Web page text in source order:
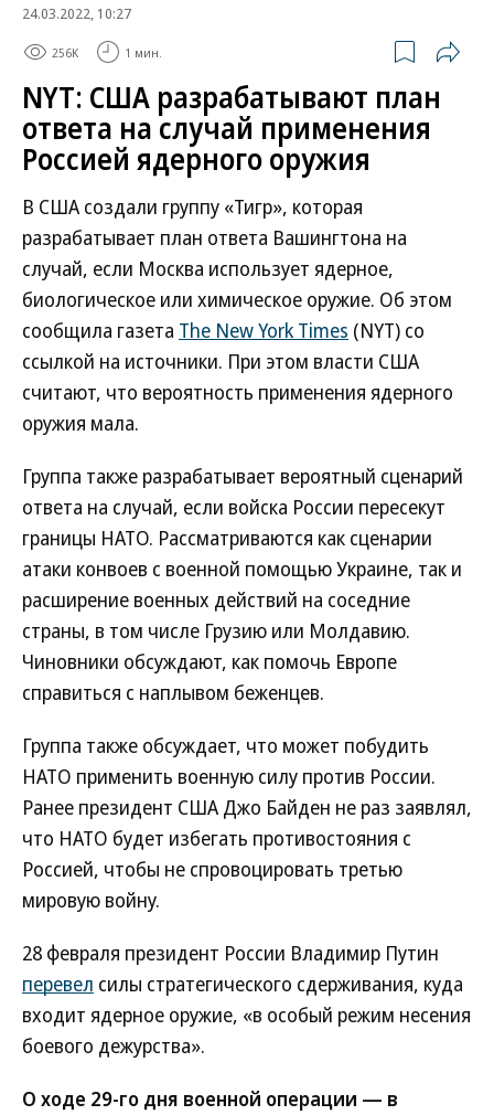
24.03.2022, 10:27
256K 1 мин.
NYT: США разрабатывают план
ответа на случай применения
Россией ядерного оружия
В США создали группу «Тигр», которая
разрабатывает план ответа Вашингтона на
случай, если Москва использует ядерное,
биологическое или химическое оружие. Об этом
сообщила газета The New York Times (NYT) со
ссылкой на источники. При этом власти США
считают, что вероятность применения ядерного
оружия мала.
Группа также разрабатывает вероятный сценарий
ответа на случай, если войска России пересекут
границы НАТО. Рассматриваются как сценарии
атаки конвоев с военной помощью Украине, так и
расширение военных действий на соседние
страны, в том числе Грузию или Молдавию.
Чиновники обсуждают, как помочь Европе
справиться с наплывом беженцев.
Группа также обсуждает, что может побудить
НАТО применить военную силу против России.
Ранее президент США Джо Байден не раз заявлял,
что НАТО будет избегать противостояния с
Россией, чтобы не спровоцировать третью
мировую войну.
28 февраля президент России Владимир Путин
перевел силы стратегического сдерживания, куда
входит ядерное оружие, «в особый режим несения
боевого дежурства».
О ходе 29-го дня военной операции — в